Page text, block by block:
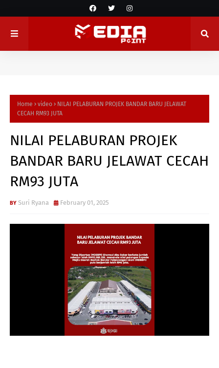
Home video
NILAI PELABURAN PROJEK BANDAR BARU JELAWAT
CECAH RM93 JUTA
NILAI PELABURAN PROJEK
BANDAR BARU JELAWAT CECAH
RM93 JUTA
Suri Ryana February 01, 2025